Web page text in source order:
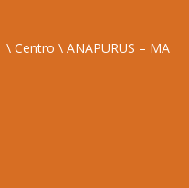
Centro \ ANAPURUS – MA